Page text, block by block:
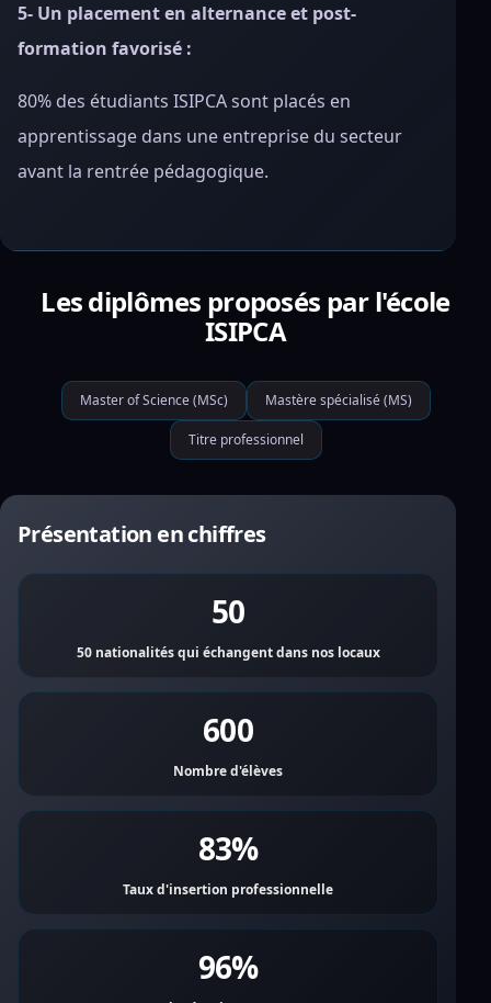
5- Un placement en alternance et post-
formation favorisé :
80% des étudiants ISIPCA sont placés en
apprentissage dans une entreprise du secteur
avant la rentrée pédagogique.
Les diplômes proposés par l'école
ISIPCA
Master of Science (MSc) Mastère spécialisé (MS)
Titre professionnel
Présentation en chiffres
50
50 nationalités qui échangent dans nos locaux
600
Nombre d'élèves
83%
Taux d'insertion professionnelle
96%